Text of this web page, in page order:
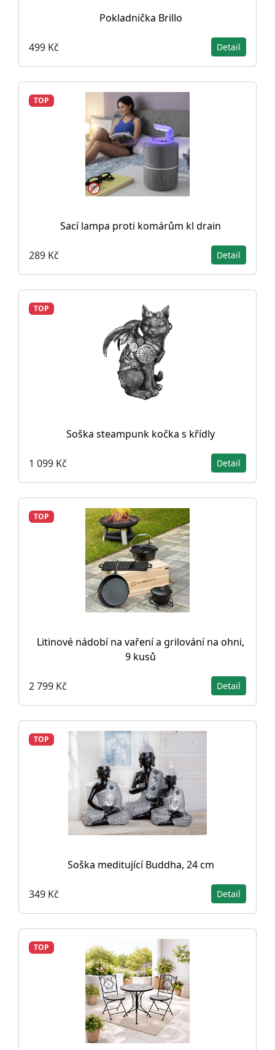
Pokladnička Brillo
499 Kč Detail
TOP
Sací lampa proti komárům kl drain
289 Kč Detail
TOP
Soška steampunk kočka s křídly
1 099 Kč Detail
TOP
Litinové nádobí na vaření a grilování na ohni,
9 kusů
2 799 Kč Detail
TOP
Soška meditující Buddha, 24 cm
349 Kč Detail
TOP